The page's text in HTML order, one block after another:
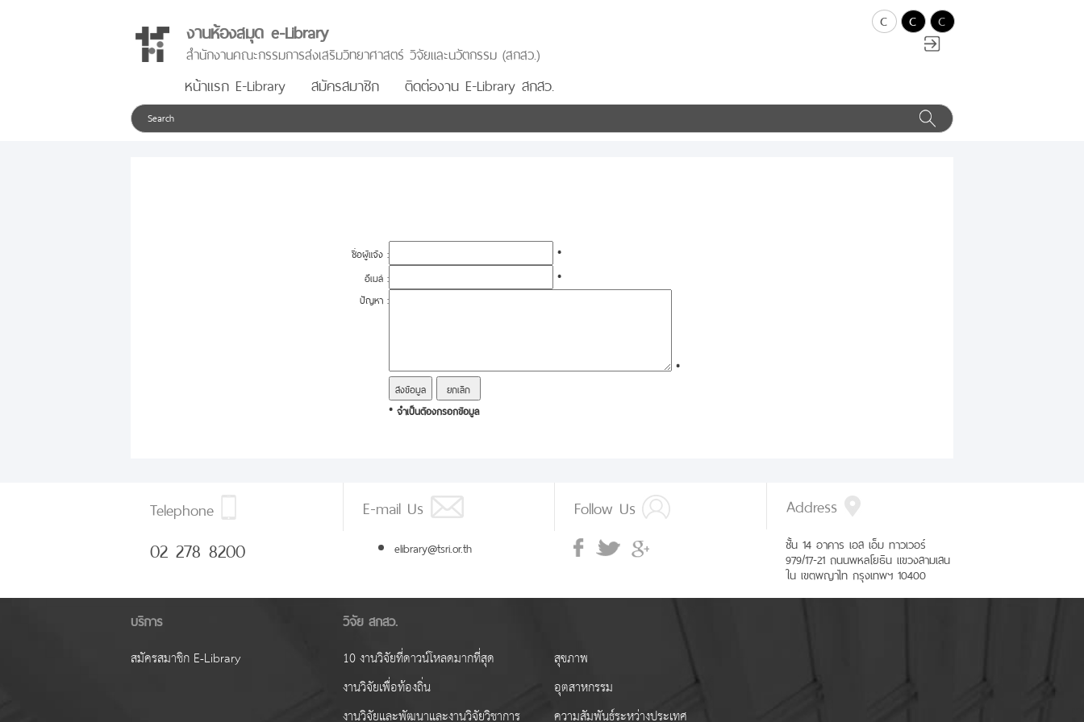
งานห้องสมุด e-Library
สำนักงานคณะกรรมการส่งเสริมวิทยาศาสตร์ วิจัยและนวัตกรรม (สกสว.)
หน้าแรก E-Library สมัครสมาชิก ติดต่องาน E-Library สกสว.
c c c
ชื่อผู้แจ้ง :
*
อีเมล์ :
*
ปัญหา :
*
* จำเป็นต้องกรอกข้อมูล
Telephone
02 278 8200
E-mail Us
elibrary@tsri.or.th
Follow Us Address
ชั้น 14 อาคาร เอส เอ็ม ทาวเวอร์
979/17-21 ถนนพหลโยธิน แขวงสามเสน
ใน เขตพญาไท กรุงเทพฯ 10400
บริการ
สมัครสมาชิก E-Library
วิจัย สกสว.
10 งานวิจัยที่ดาวน์โหลดมากที่สุด
งานวิจัยเพื่อท้องถิ่น
งานวิจัยและพัฒนาและงานวิจัยวิชาการ
สุขภาพ
อุตสาหกรรม
ความสัมพันธ์ระหว่างประเทศ